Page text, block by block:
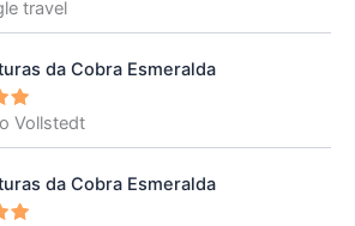
travel
da Cobra Esmeralda
Vollstedt
da Cobra Esmeralda